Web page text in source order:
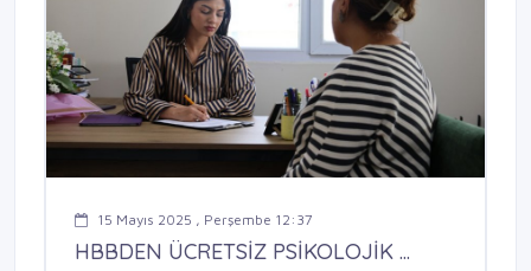
15 Mayıs 2025 , Perşembe 12:37
HBBDEN ÜCRETSİZ PSİKOLOJİK ...